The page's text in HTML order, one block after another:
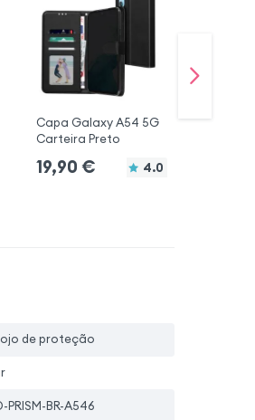
Capa Galaxy A54 5G
Carteira Preto
19,90 € 4.0
de proteção
PRISM-BR-A546